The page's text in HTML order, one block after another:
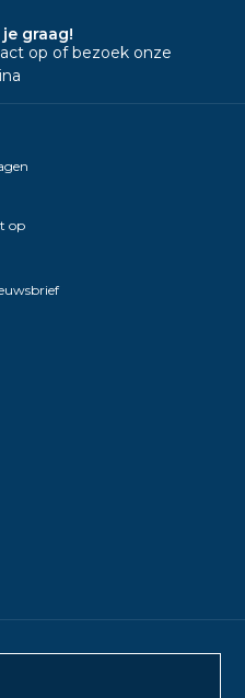
graag!
op of bezoek onze
op